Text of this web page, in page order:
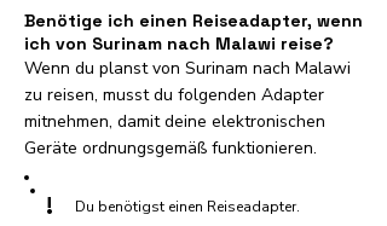
Benötige ich einen Reiseadapter, wenn
ich von Surinam nach Malawi reise?
Wenn du planst von Surinam nach Malawi
zu reisen, musst du folgenden Adapter
mitnehmen, damit deine elektronischen
Geräte ordnungsgemäß funktionieren.
! Du benötigst einen Reiseadapter.